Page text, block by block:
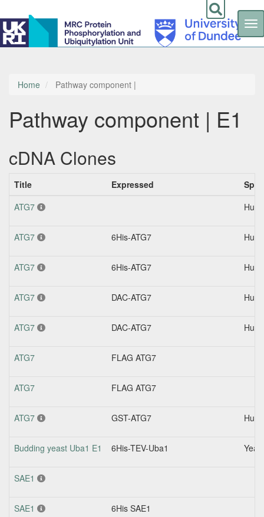
Skip
contentHome Pathway component |
Pathway component | E1
cDNA Clones
Title Expressed
ATG7
ATG7 6His-ATG7
ATG7 6His-ATG7
ATG7 DAC-ATG7
ATG7 DAC-ATG7
ATG7 FLAG ATG7
ATG7 FLAG ATG7
ATG7 GST-ATG7
Budding yeast Uba1 E1 6His-TEV-Uba1 Yeast
SAE1
SAE1 6His SAE1